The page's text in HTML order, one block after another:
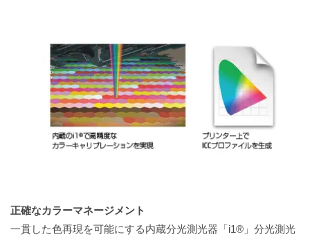
正確なカラーマネージメント
一貫した色再現を可能にする内蔵分光測光器「i1®」分光測光